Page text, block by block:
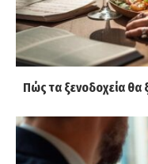
Πώς τα ξενοδοχεία θα